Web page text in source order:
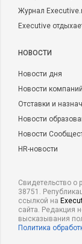
Журнал
Executive
НОВОСТИ
Новости дня
Новости компаний
Отставки и
Новости
Новости
HR-новости
Свидетельство о
38751.
ссылкой на
сайта. Редакция
высказывания
Политика